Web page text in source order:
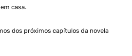
casa.
dos próximos capítulos da novela